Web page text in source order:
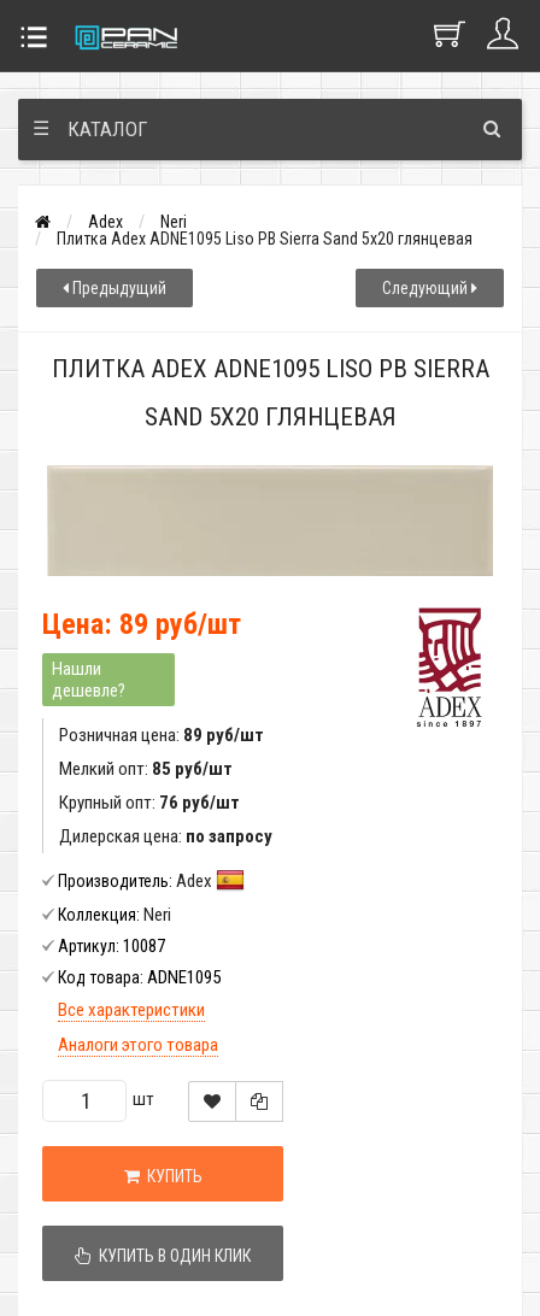
☰ КАТАЛОГ
Adex
Neri
Плитка Adex ADNE1095 Liso PB Sierra Sand 5x20 глянцевая
Предыдущий Следующий
ПЛИТКА ADEX ADNE1095 LISO PB SIERRA
SAND 5X20 ГЛЯНЦЕВАЯ
Цена: 89 руб/шт
Нашли
дешевле?
Розничная цена: 89 руб/шт
Мелкий опт: 85 руб/шт
Крупный опт: 76 руб/шт
Дилерская цена: по запросу
Производитель: Adex
Коллекция: Neri
Артикул: 10087
Код товара: ADNE1095
Все характеристики
Аналоги этого товара
шт
КУПИТЬ
КУПИТЬ В ОДИН КЛИК